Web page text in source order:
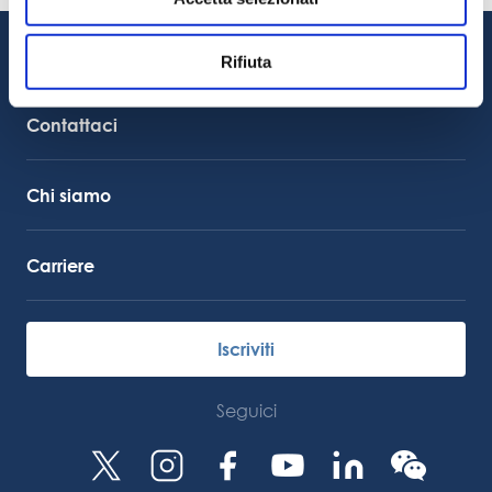
Rifiuta
Supporto al servizio
Collegamento Octocore
Contattaci
Chi siamo
Carriere
Iscriviti
Seguici